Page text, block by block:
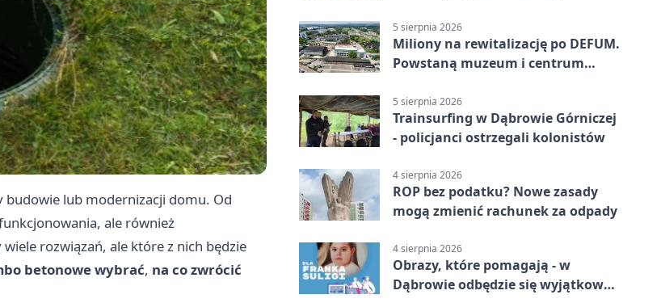
lub modernizacji domu. Od
ale również
rozwiązań, ale które z nich będzie
betonowe wybrać, na co zwrócić
5 sierpnia 2026
Miliony na rewitalizację po DEFUM.
Powstaną muzeum i centrum
5 sierpnia 2026
Trainsurfing w Dąbrowie Górniczej
- policjanci ostrzegali kolonistów
4 sierpnia 2026
ROP bez podatku? Nowe zasady
mogą zmienić rachunek za odpady
4 sierpnia 2026
Obrazy, które pomagają - w
Dąbrowie odbędzie się wyjątkowa